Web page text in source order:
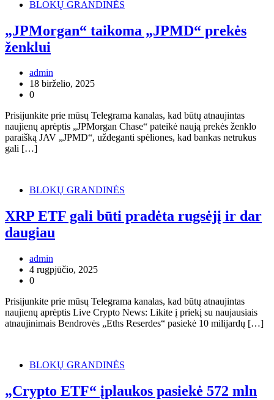
BLOKŲ GRANDINĖS
„JPMorgan“ taikoma „JPMD“ prekės
ženklui
admin
18 birželio, 2025
0
Prisijunkite prie mūsų Telegrama kanalas, kad būtų atnaujintas
naujienų aprėptis „JPMorgan Chase“ pateikė naują prekės ženklo
paraišką JAV „JPMD“, uždeganti spėliones, kad bankas netrukus
gali […]
BLOKŲ GRANDINĖS
XRP ETF gali būti pradėta rugsėjį ir dar
daugiau
admin
4 rugpjūčio, 2025
0
Prisijunkite prie mūsų Telegrama kanalas, kad būtų atnaujintas
naujienų aprėptis Live Crypto News: Likite į priekį su naujausiais
atnaujinimais Bendrovės „Eths Reserdes“ pasiekė 10 milijardų […]
BLOKŲ GRANDINĖS
„Crypto ETF“ įplaukos pasiekė 572 mln